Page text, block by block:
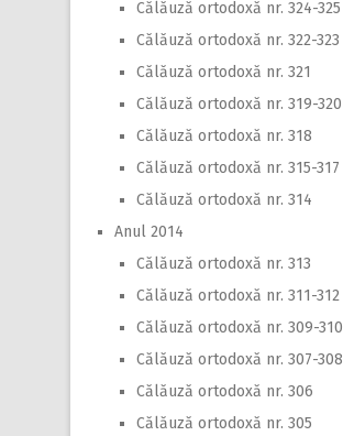
Călăuză ortodoxă nr. 324-325
Călăuză ortodoxă nr. 322-323
Călăuză ortodoxă nr. 321
Călăuză ortodoxă nr. 319-320
Călăuză ortodoxă nr. 318
Călăuză ortodoxă nr. 315-317
Călăuză ortodoxă nr. 314
Anul 2014
Călăuză ortodoxă nr. 313
Călăuză ortodoxă nr. 311-312
Călăuză ortodoxă nr. 309-310
Călăuză ortodoxă nr. 307-308
Călăuză ortodoxă nr. 306
Călăuză ortodoxă nr. 305